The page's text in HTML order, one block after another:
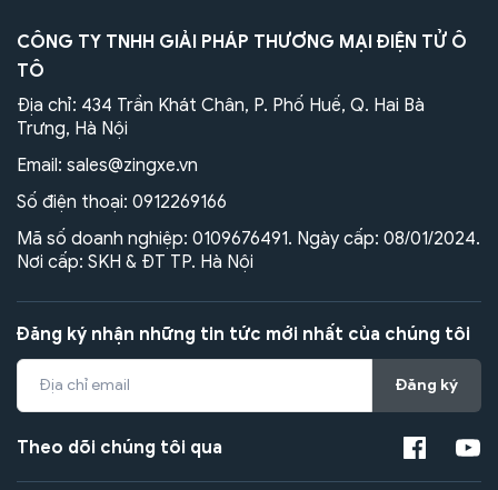
CÔNG TY TNHH GIẢI PHÁP THƯƠNG MẠI ĐIỆN TỬ Ô
TÔ
Địa chỉ: 434 Trần Khát Chân, P. Phố Huế, Q. Hai Bà
Trưng, Hà Nội
Email: sales@zingxe.vn
Số điện thoại: 0912269166
Mã số doanh nghiệp: 0109676491. Ngày cấp: 08/01/2024.
Nơi cấp: SKH & ĐT TP. Hà Nội
Đăng ký nhận những tin tức mới nhất của chúng tôi
Đăng ký
Theo dõi chúng tôi qua